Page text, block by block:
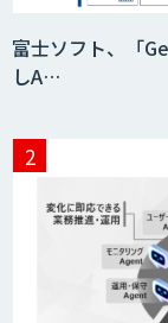
富士ソフト、「
しA…